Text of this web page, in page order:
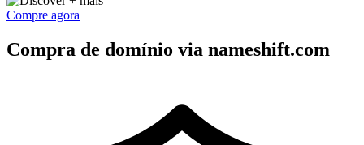
Compre agora
Compra de domínio via nameshift.com